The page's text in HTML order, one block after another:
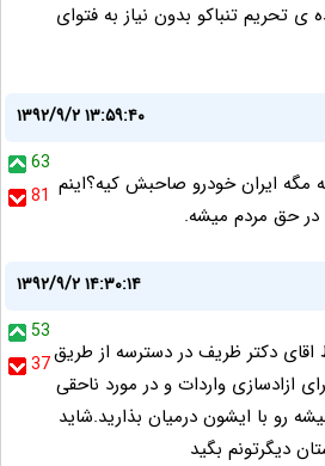
تحریم تنباکو بدون نیاز به فتوای
۱۳۹۲/۹/۲ ۱۳:۵۹:۴۰
63
81 ایران خودرو صاحبش کیه؟اینم
در حق مردم میشه.
۱۳۹۲/۹/۲ ۱۴:۳۰:۱۴
53
37اقای دکتر ظریف در دسترسه از طریق
ازادسازی واردات و در مورد ناحقی
رو با ایشون درمیان بذارید.شاید
دیگرتونم بگید